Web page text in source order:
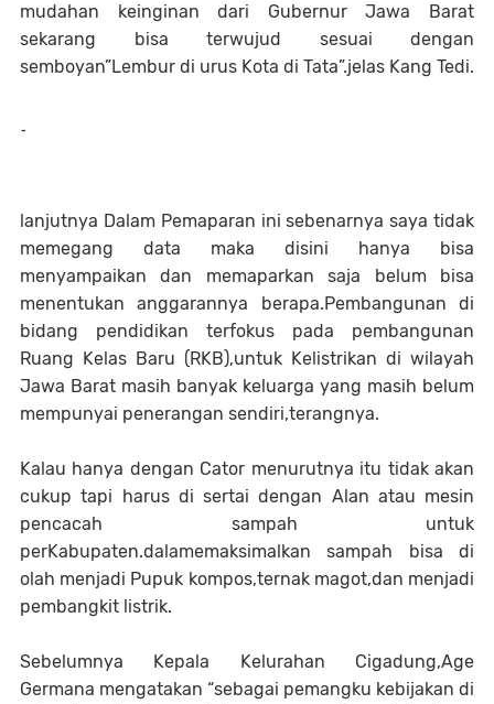
mudahan keinginan dari Gubernur Jawa Barat
sekarang bisa terwujud sesuai dengan
semboyan”Lembur di urus Kota di Tata”.jelas Kang Tedi.
-
lanjutnya Dalam Pemaparan ini sebenarnya saya tidak
memegang data maka disini hanya bisa
menyampaikan dan memaparkan saja belum bisa
menentukan anggarannya berapa.Pembangunan di
bidang pendidikan terfokus pada pembangunan
Ruang Kelas Baru (RKB),untuk Kelistrikan di wilayah
Jawa Barat masih banyak keluarga yang masih belum
mempunyai penerangan sendiri,terangnya.
Kalau hanya dengan Cator menurutnya itu tidak akan
cukup tapi harus di sertai dengan Alan atau mesin
pencacah sampah untuk
perKabupaten.dalamemaksimalkan sampah bisa di
olah menjadi Pupuk kompos,ternak magot,dan menjadi
pembangkit listrik.
Sebelumnya Kepala Kelurahan Cigadung,Age
Germana mengatakan “sebagai pemangku kebijakan di